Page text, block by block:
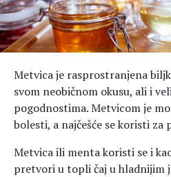
Tehnologija
Metvica je rasprostranjena
svom neobičnom okusu, ali i
pogodnostima. Metvicom je
bolesti, a najčešće se koristi za
Metvica ili menta koristi se i
pretvori u topli čaj u hladnijim